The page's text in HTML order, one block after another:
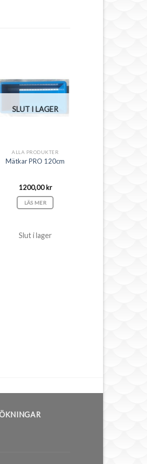
SLUT I LAGER
ALLA PRODUKTER
Mätkar PRO 120cm
1200,00kr
LÄS MER
Slut i lager